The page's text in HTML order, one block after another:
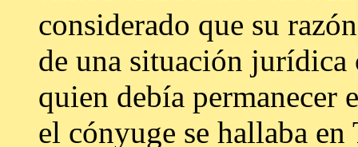
considerado que su
de una situación jurídica
quien debía permanecer
el cónyuge se hallaba